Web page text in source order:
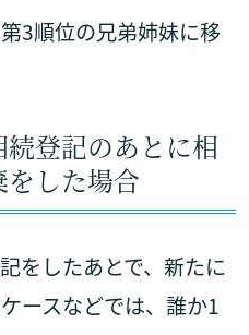
3順位の兄弟姉妹に移
登記のあとに相
した場合
をしたあとで、新たに
ースなどでは、誰か1